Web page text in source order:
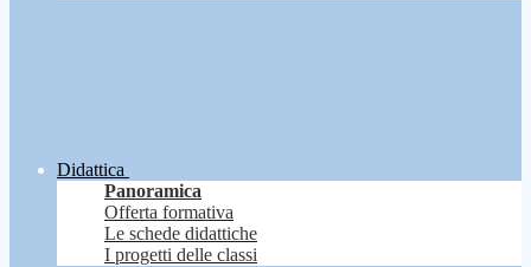
Didattica
Panoramica
Offerta formativa
Le schede didattiche
I progetti delle classi